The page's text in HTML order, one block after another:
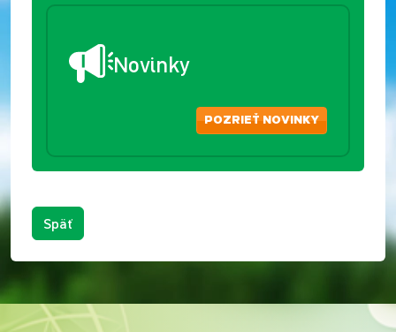
Novinky
POZRIEŤ NOVINKY
Späť